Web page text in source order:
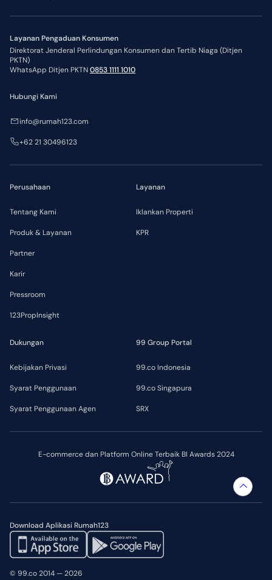
Layanan Pengaduan Konsumen
Direktorat Jenderal Perlindungan Konsumen dan Tertib Niaga (Ditjen
PKTN)
WhatsApp Ditjen PKTN0853 1111 1010
E-commerce dan Platform Online Terbaik BI Awards 2024
Download Aplikasi Rumah123
Perusahaan
Tentang Kami
Produk & Layanan
Partner
Karir
Pressroom
123PropInsight
Layanan
Iklankan Properti
KPR
Dukungan
Kebijakan Privasi
Syarat Penggunaan
Syarat Penggunaan Agen
99 Group Portal
99.co Indonesia
99.co Singapura
SRX
Hubungi Kami
info@rumah123.com
+62 21 30496123
© 99.co 2014 — 2026